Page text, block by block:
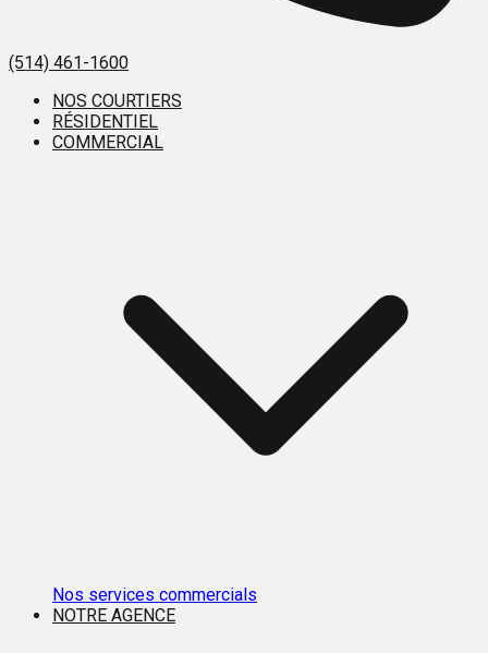
(514) 461-1600
NOS COURTIERS
RÉSIDENTIEL
COMMERCIAL
Nos services commercials
NOTRE AGENCE